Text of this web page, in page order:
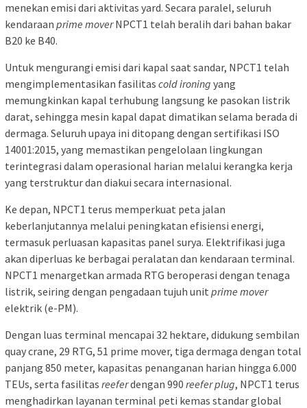
menekan emisi dari aktivitas yard. Secara paralel, seluruh
kendaraan prime moverNPCT1 telah beralih dari bahan bakar
B20 ke B40.
Untuk mengurangi emisi dari kapal saat sandar, NPCT1 telah
mengimplementasikan fasilitas cold ironing yang
memungkinkan kapal terhubung langsung ke pasokan listrik
darat, sehingga mesin kapal dapat dimatikan selama berada di
dermaga. Seluruh upaya ini ditopang dengan sertifikasi ISO
14001:2015, yang memastikan pengelolaan lingkungan
terintegrasi dalam operasional harian melalui kerangka kerja
yang terstruktur dan diakui secara internasional.
Ke depan, NPCT1 terus memperkuat peta jalan
keberlanjutannya melalui peningkatan efisiensi energi,
termasuk perluasan kapasitas panel surya. Elektrifikasi juga
akan diperluas ke berbagai peralatan dan kendaraan terminal.
NPCT1 menargetkan armada RTG beroperasi dengan tenaga
listrik, seiring dengan pengadaan tujuh unit prime mover
elektrik (e-PM).
Dengan luas terminal mencapai 32 hektare, didukung sembilan
quay crane, 29 RTG, 51 prime mover, tiga dermaga dengan total
panjang 850 meter, kapasitas penanganan harian hingga 6.000
TEUs, serta fasilitas reeferdengan 990 reefer plug, NPCT1 terus
menghadirkan layanan terminal peti kemas standar global